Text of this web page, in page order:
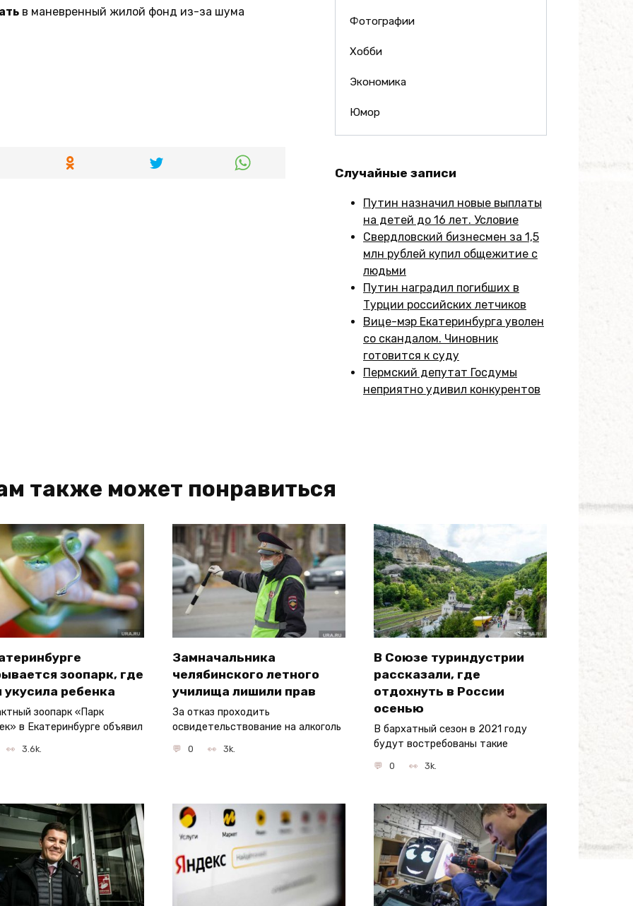
в маневренный жилой фонд из-за шума
Фотографии
Хобби
Экономика
Юмор
Случайные записи
Путин назначил новые выплаты
на детей до 16 лет. Условие
Свердловский бизнесмен за 1,5
млн рублей купил общежитие с
людьми
Путин наградил погибших в
Турции российских летчиков
Вице-мэр Екатеринбурга уволен
со скандалом. Чиновник
готовится к суду
Пермский депутат Госдумы
неприятно удивил конкурентов
также может понравиться
зоопарк, где
укусила ребенка
зоопарк «Парк
в Екатеринбурге объявил
3.6k.
Замначальника
челябинского летного
училища лишили прав
За отказ проходить
освидетельствование на алкоголь
0 3k.
В Союзе туриндустрии
рассказали, где
отдохнуть в России
осенью
В бархатный сезон в 2021 году
будут востребованы такие
0 3k.